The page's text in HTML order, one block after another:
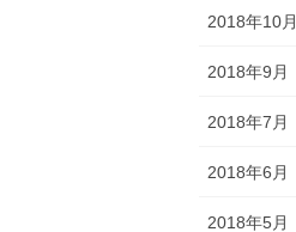
2018年10月
2018年9月
2018年7月
2018年6月
2018年5月